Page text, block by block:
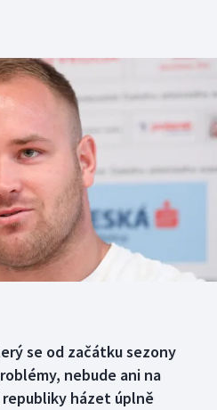
se od začátku sezony
nebude ani na
házet úplně